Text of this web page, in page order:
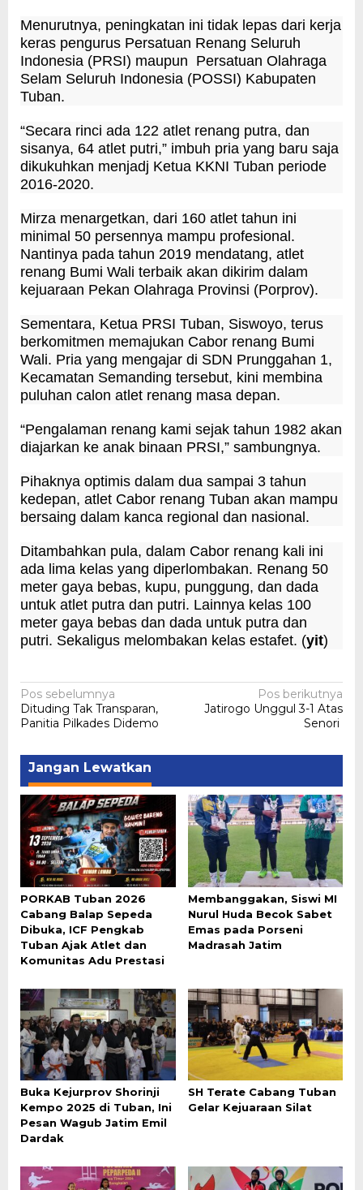
Menurutnya, peningkatan ini tidak lepas dari kerja
keras pengurus Persatuan Renang Seluruh
Indonesia (PRSI) maupun Persatuan Olahraga
Selam Seluruh Indonesia (POSSI) Kabupaten
Tuban.
“Secara rinci ada 122 atlet renang putra, dan
sisanya, 64 atlet putri,” imbuh pria yang baru saja
dikukuhkan menjadj Ketua KKNI Tuban periode
2016-2020.
Mirza menargetkan, dari 160 atlet tahun ini
minimal 50 persennya mampu profesional.
Nantinya pada tahun 2019 mendatang, atlet
renang Bumi Wali terbaik akan dikirim dalam
kejuaraan Pekan Olahraga Provinsi (Porprov).
Sementara, Ketua PRSI Tuban, Siswoyo, terus
berkomitmen memajukan Cabor renang Bumi
Wali. Pria yang mengajar di SDN Prunggahan 1,
Kecamatan Semanding tersebut, kini membina
puluhan calon atlet renang masa depan.
“Pengalaman renang kami sejak tahun 1982 akan
diajarkan ke anak binaan PRSI,” sambungnya.
Pihaknya optimis dalam dua sampai 3 tahun
kedepan, atlet Cabor renang Tuban akan mampu
bersaing dalam kanca regional dan nasional.
Ditambahkan pula, dalam Cabor renang kali ini
ada lima kelas yang diperlombakan. Renang 50
meter gaya bebas, kupu, punggung, dan dada
untuk atlet putra dan putri. Lainnya kelas 100
meter gaya bebas dan dada untuk putra dan
putri. Sekaligus melombakan kelas estafet. (yit)
Navigasi
pos
Pos sebelumnya
Dituding Tak Transparan,
Panitia Pilkades Didemo
Pos berikutnya
Jatirogo Unggul 3-1 Atas
Senori
Jangan Lewatkan
PORKAB Tuban 2026
Cabang Balap Sepeda
Dibuka, ICF Pengkab
Tuban Ajak Atlet dan
Komunitas Adu Prestasi
Membanggakan, Siswi MI
Nurul Huda Becok Sabet
Emas pada Porseni
Madrasah Jatim
Buka Kejurprov Shorinji
Kempo 2025 di Tuban, Ini
Pesan Wagub Jatim Emil
Dardak
SH Terate Cabang Tuban
Gelar Kejuaraan Silat